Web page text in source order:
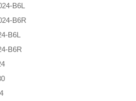
B6L
B6R
B6L
B6R